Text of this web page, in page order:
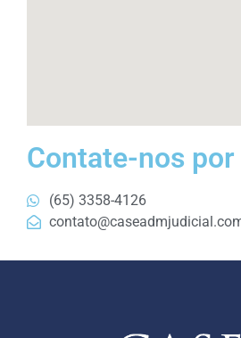
Contate-nos
(65) 3358-4126